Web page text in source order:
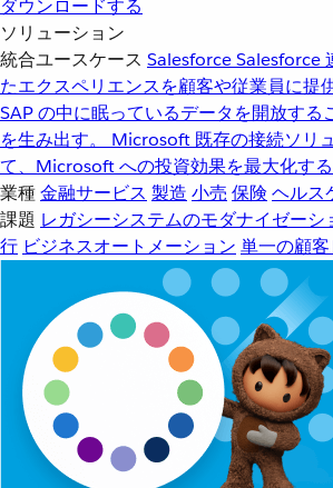
ダウンロードする
ソリューション
統合ユースケース SalesforceSalesforce
たエクスペリエンスを顧客や従業員に提
SAP の中に眠っているデータを開放する
を生み出す。
Microsoft 既存の接続ソリ
て、Microsoft への投資効果を最大化する
業種金融サービス 製造 小売 保険 ヘルス
課題 レガシーシステムのモダナイゼーシ
行 ビジネスオートメーション 単一の顧